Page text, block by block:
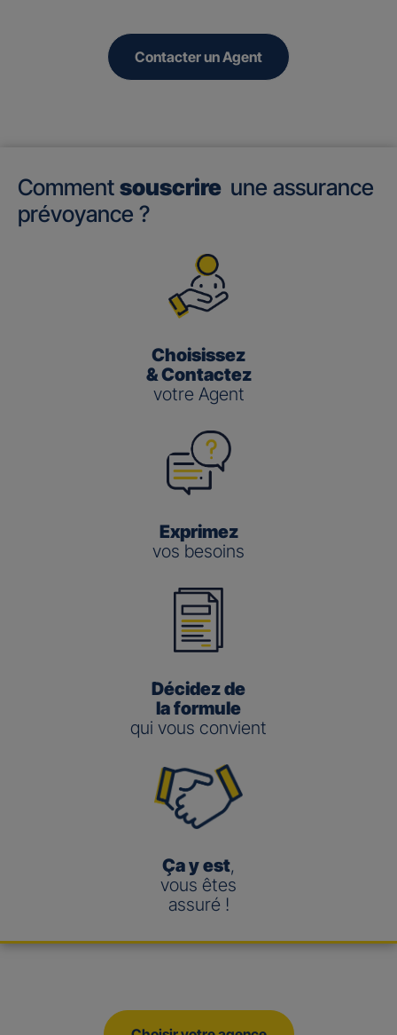
Contacter un Agent
Comment souscrire une assurance
prévoyance ?
Choisissez
& Contactez
votre Agent
Exprimez
vos besoins
Décidez de
la formule
qui vous convient
Ça y est,
vous êtes
assuré !